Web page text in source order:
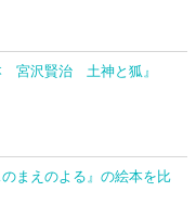
宮沢賢治 土神と狐』
まえのよる』の絵本を比